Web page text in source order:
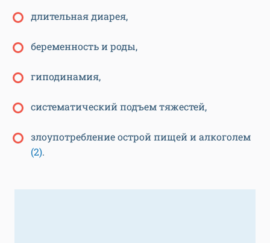
длительная диарея,
беременность и роды,
гиподинамия,
систематический подъем тяжестей,
злоупотребление острой пищей и алкоголем
(2).